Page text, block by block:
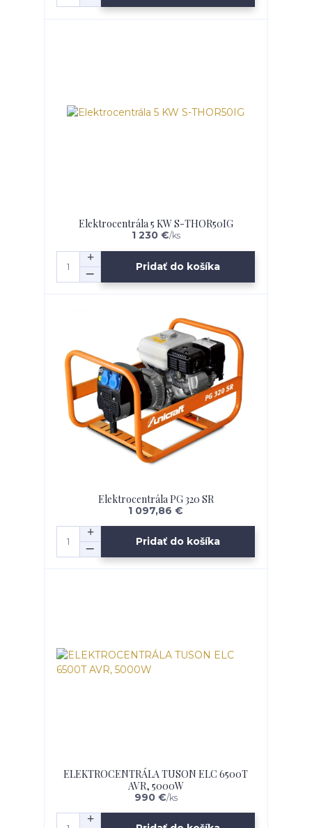
Elektrocentrála 5 KW S-THOR50IG
1 230 €/ks
Pridať do košíka
Elektrocentrála PG 320 SR
1 097,86 €
Pridať do košíka
ELEKTROCENTRÁLA TUSON ELC 6500T
AVR, 5000W
990 €/ks